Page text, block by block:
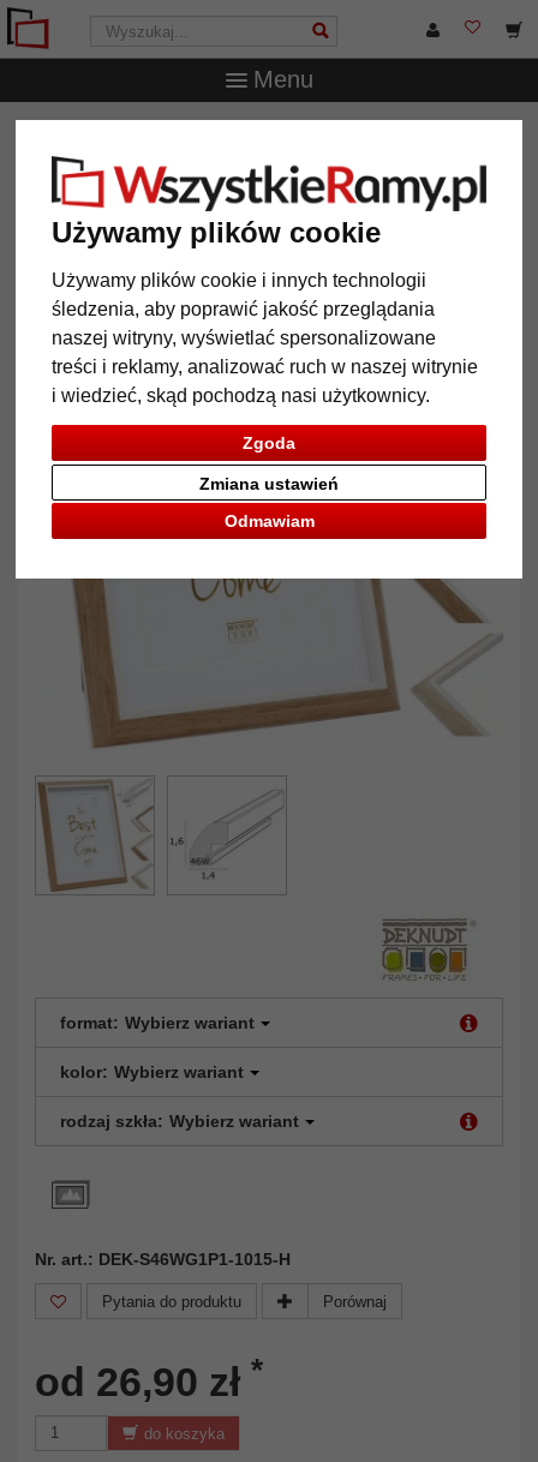
Używamy plików cookie
Używamy plików cookie i innych technologii
śledzenia, aby poprawić jakość przeglądania
naszej witryny, wyświetlać spersonalizowane
treści i reklamy, analizować ruch w naszej witrynie
i wiedzieć, skąd pochodzą nasi użytkownicy.
Zgoda
Odmawiam
Zmiana ustawień
Menu
Linda z passe-partout
Drewniana rama Linda z passe-
partout
Powrót
format: Wybierz wariant
kolor: Wybierz wariant
rodzaj szkła: Wybierz wariant
Nr. art.: DEK-S46WG1P1-1015-H
Pytania do produktu Porównaj
od 26,90 zł *
do koszyka